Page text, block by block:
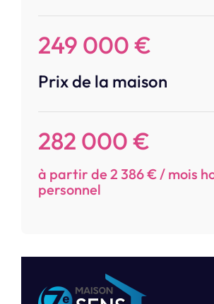
249 000 €
Prix de la maison
282 000 €
à partir de 2 386 € / mois
personnel